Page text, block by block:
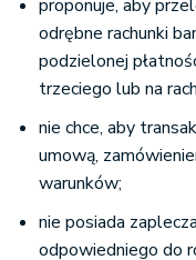
proponuje, aby
odrębne rachunki
podzielonej
trzeciego lub na
nie chce, aby
umową,
warunków;
nie posiada
odpowiedniego do